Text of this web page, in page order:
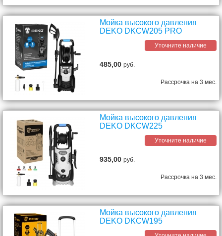
Мойка высокого давления
DEKO DKCW205 PRO
Уточните наличие
485,00руб.
Рассрочка на 3 мес.
Мойка высокого давления
DEKO DKCW225
Уточните наличие
935,00руб.
Рассрочка на 3 мес.
Мойка высокого давления
DEKO DKCW195